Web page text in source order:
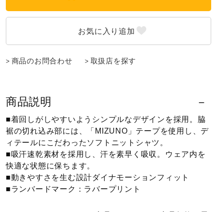
ウォーキングシューズ
ライフスタイルグッズ
寝具／ミズノスリープ
アウトドア／レイン
サポーター
商品のお問合わせ 取扱店を探す
商品説明
■着回しがしやすいようシンプルなデザインを採用。脇
裾の切れ込み部には、「MIZUNO」テープを使用し、デ
ィテールにこだわったソフトニットシャツ。
■吸汗速乾素材を採用し、汗を素早く吸収。ウェア内を
快適な状態に保ちます。
■動きやすさを生む設計ダイナモーションフィット
■ランバードマーク：ラバープリント